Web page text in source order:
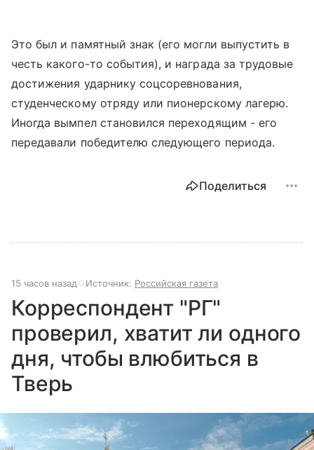
Это был и памятный знак (его могли выпустить в
честь какого-то события), и награда за трудовые
достижения ударнику соцсоревнования,
студенческому отряду или пионерскому лагерю.
Иногда вымпел становился переходящим - его
передавали победителю следующего периода.
Поделиться
15 часов назад Источник: Российская газета
Корреспондент "РГ"
проверил, хватит ли одного
дня, чтобы влюбиться в
Тверь